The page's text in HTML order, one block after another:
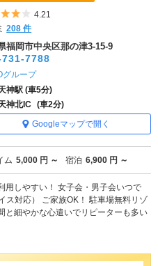
5つ星のうち4
4.21
208 件
福岡市中央区那の津3-15-9
7788
グループ
神駅 (車5分)
神北IC (車2分)
Googleマップで開く
ム 5,000 円 ～ 宿泊 6,900 円 ～
用しやすい！ 女子会・男子会いつで
ス対応） ご家族OK！ 駐車場無料リゾ
と細やかな心遣いでリピーターも多い